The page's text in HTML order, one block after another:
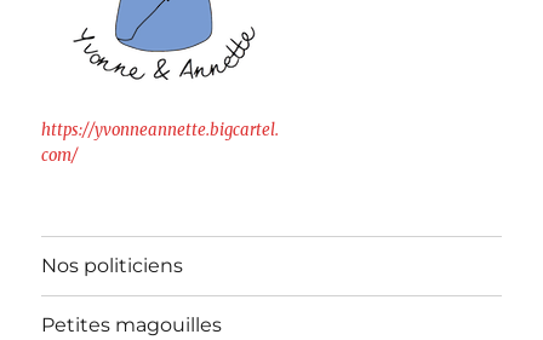
https://yvonneannette.bigcartel.
com/
Nos politiciens
Petites magouilles